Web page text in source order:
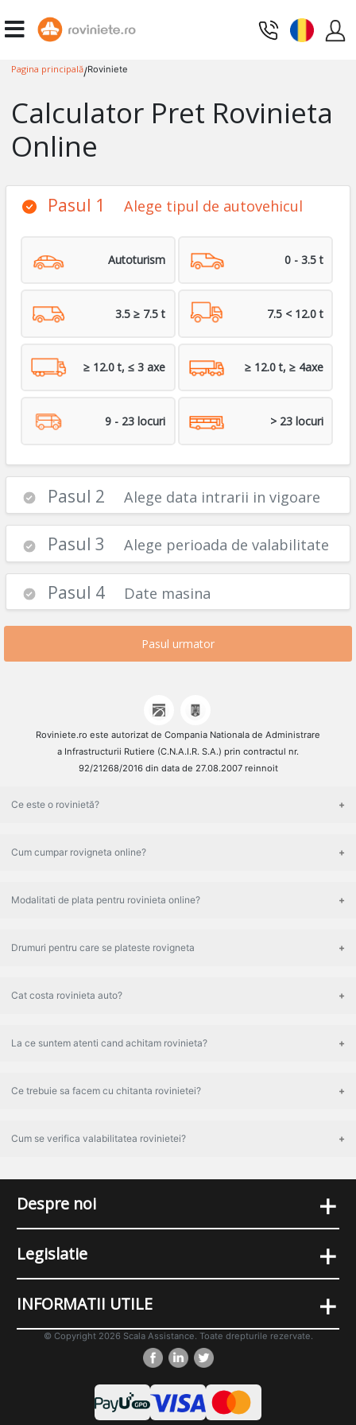
Pagina principală/Roviniete
Calculator Pret Rovinieta
Online
Pasul 1 Alege tipul de autovehicul
Autoturism 0 - 3.5 t
3.5 ≥ 7.5 t 7.5 < 12.0 t
≥ 12.0 t, ≤ 3 axe ≥ 12.0 t, ≥ 4axe
9 - 23 locuri > 23 locuri
Pasul 2 Alege data intrarii in vigoare
Pasul 3 Alege perioada de valabilitate
Pasul 4 Date masina
Pasul urmator
Roviniete.ro este autorizat de Compania Nationala de Administrare
a Infrastructurii Rutiere (C.N.A.I.R. S.A.) prin contractul nr.
92/21268/2016 din data de 27.08.2007 reinnoit
Ce este o rovinietă?
Cum cumpar rovigneta online?
Modalitati de plata pentru rovinieta online?
Drumuri pentru care se plateste rovigneta
Cat costa rovinieta auto?
La ce suntem atenti cand achitam rovinieta?
Ce trebuie sa facem cu chitanta rovinietei?
Cum se verifica valabilitatea rovinietei?
Despre noi +
Legislatie +
INFORMATII UTILE +
© Copyright 2026 Scala Assistance. Toate drepturile rezervate.